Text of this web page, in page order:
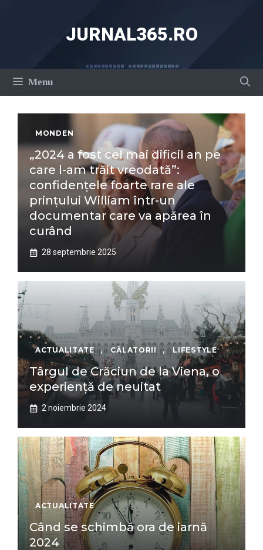
JURNAL365.RO
Menu
MONDEN
„2024 a fost cel mai dificil an pe
care l-am trăit vreodată”:
confidențele foarte rare ale
prințului William într-un
documentar care va apărea în
curând
28 septembrie 2025
ACTUALITATE , CĂLATORII , LIFESTYLE
Târgul de Crăciun de la Viena, o
experiență de neuitat
2 noiembrie 2024
ACTUALITATE
Când se schimbă ora de iarnă
2024